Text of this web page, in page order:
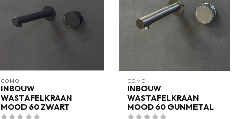
COMO
INBOUW
WASTAFELKRAAN
MOOD 60 ZWART
COMO
INBOUW
WASTAFELKRAAN
MOOD 60 GUNMETAL